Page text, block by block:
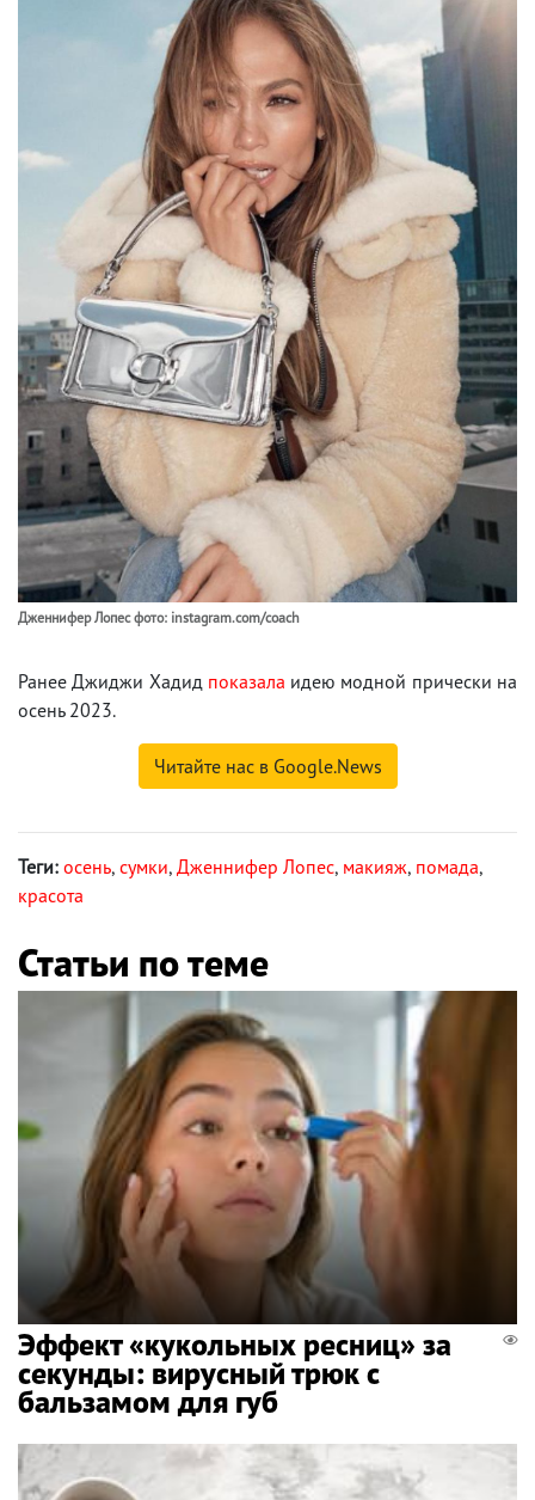
Дженнифер Лопес фото: instagram.com/coach
Ранее Джиджи Хадид показала идею модной прически на
осень 2023.
Читайте нас в Google.News
Теги: осень, сумки, Дженнифер Лопес, макияж, помада,
красота
Статьи по теме
Эффект «кукольных ресниц» за
секунды: вирусный трюк с
бальзамом для губ